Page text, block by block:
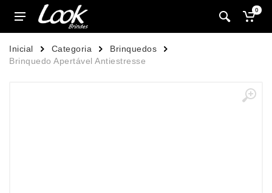
0
Inicial Categoria
Brinquedos
Brinquedo Apertável Antiestresse